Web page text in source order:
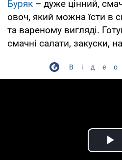
Буряк – дуже цінний,
овоч, який можна їсти в
та вареному вигляді.
смачні салати, закуски,